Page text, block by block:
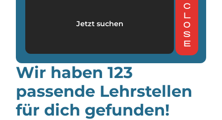
Jetzt suchen
c
l
o
s
e
Wir haben 123
passende Lehrstellen
für dich gefunden!